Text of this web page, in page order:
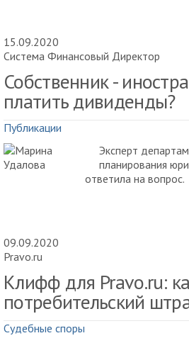
15.09.2020
Система Финансовый Директор
Собственник -
платить дивиденды?
Публикации
Эксперт
планирования
ответила на вопрос.
09.09.2020
Pravo.ru
Клифф для Pravo.ru:
потребительский
Судебные споры